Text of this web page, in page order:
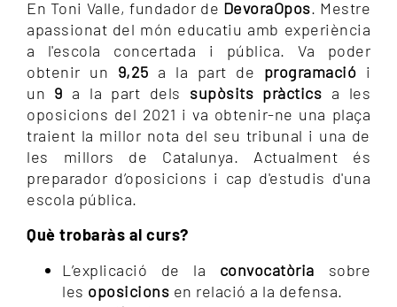
En Toni Valle, fundador de DevoraOpos. Mestre
apassionat del món educatiu amb experiència
a l'escola concertada i pública. Va poder
obtenir un 9,25 a la part de programació i
un 9 a la part dels supòsits pràctics a les
oposicions del 2021 i va obtenir-ne una plaça
traient la millor nota del seu tribunal i una de
les millors de Catalunya. Actualment és
preparador d’oposicions i cap d'estudis d'una
escola pública.
Què trobaràs al curs?
L’explicació de la convocatòria sobre
les oposicions en relació a la defensa.